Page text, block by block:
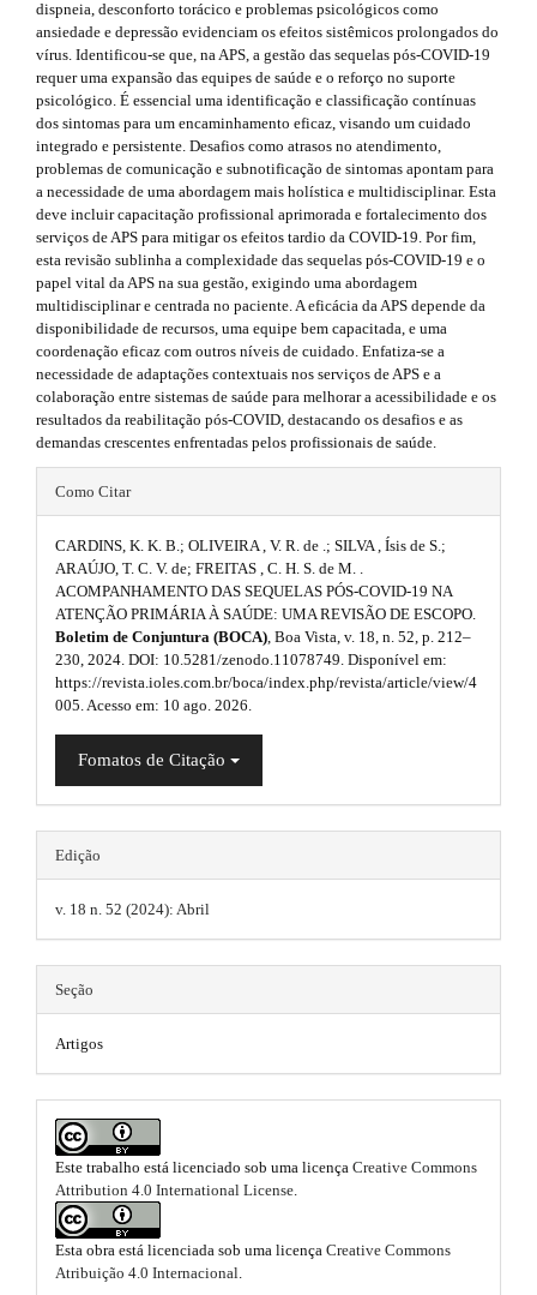
n
_
c
o
n
t
e
n
t
#
#
#
#
p
l
u
g
i
n
s
.
h
m
a
p
.
c
e
s
e
m
3
.
a
r
t
i
c
l
e
.
m
a
n
dispneia, desconforto torácico e problemas psicológicos como
ansiedade e depressão evidenciam os efeitos sistêmicos prolongados do
vírus. Identificou-se que, na APS, a gestão das sequelas pós-COVID-19
requer uma expansão das equipes de saúde e o reforço no suporte
psicológico. É essencial uma identificação e classificação contínuas
dos sintomas para um encaminhamento eficaz, visando um cuidado
integrado e persistente. Desafios como atrasos no atendimento,
problemas de comunicação e subnotificação de sintomas apontam para
a necessidade de uma abordagem mais holística e multidisciplinar. Esta
deve incluir capacitação profissional aprimorada e fortalecimento dos
serviços de APS para mitigar os efeitos tardio da COVID-19. Por fim,
esta revisão sublinha a complexidade das sequelas pós-COVID-19 e o
papel vital da APS na sua gestão, exigindo uma abordagem
multidisciplinar e centrada no paciente. A eficácia da APS depende da
disponibilidade de recursos, uma equipe bem capacitada, e uma
coordenação eficaz com outros níveis de cuidado. Enfatiza-se a
necessidade de adaptações contextuais nos serviços de APS e a
colaboração entre sistemas de saúde para melhorar a acessibilidade e os
resultados da reabilitação pós-COVID, destacando os desafios e as
demandas crescentes enfrentadas pelos profissionais de saúde.
#
p
u
g
s
.
t
h
e
m
s
b
o
o
Como Citar
CARDINS, K. K. B.; OLIVEIRA , V. R. de .; SILVA , Ísis de S.;
ARAÚJO, T. C. V. de; FREITAS , C. H. S. de M. .
ACOMPANHAMENTO DAS SEQUELAS PÓS-COVID-19 NA
ATENÇÃO PRIMÁRIA À SAÚDE: UMA REVISÃO DE ESCOPO.
Boletim de Conjuntura (BOCA) , Boa Vista, v. 18, n. 52, p. 212–
230, 2024. DOI: 10.5281/zenodo.11078749. Disponível em:
https://revista.ioles.com.br/boca/index.php/revista/article/view/4
005. Acesso em: 10 ago. 2026.
Fomatos de Citação
Edição
v. 18 n. 52 (2024): Abril
Seção
Artigos
Este trabalho está licenciado sob uma licença Creative Commons
Attribution 4.0 International License
Esta obra está licenciada sob uma licença Creative Commons
Atribuição 4.0 Internacional